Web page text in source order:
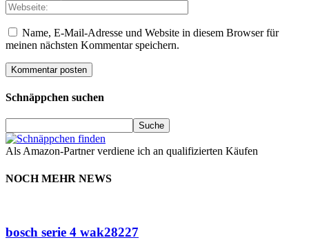
Name, E-Mail-Adresse und Website in diesem Browser für
meinen nächsten Kommentar speichern.
Schnäppchen suchen
Als Amazon-Partner verdiene ich an qualifizierten Käufen
NOCH MEHR NEWS
bosch serie 4 wak28227